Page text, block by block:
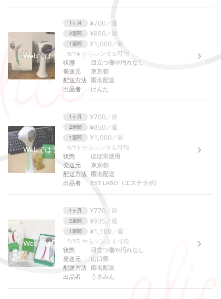
Webでは予約できません。アプリをご利用ください。
1ヶ月 ¥700／週
2週間 ¥850／週
1週間 ¥1,000／週
8/14 からレンタル可能
状態
発送元
配送方法
出品者
目立つ傷や汚れなし
東京都
匿名配送
けんた
Webでは予約できません。アプリをご利用ください。
1ヶ月 ¥700／週
2週間 ¥850／週
1週間 ¥1,000／週
8/13 からレンタル可能
状態
発送元
配送方法
出品者
ほぼ未使用
東京都
匿名配送
EST LABO（エステラボ）
Webでは予約できません。アプリをご利用ください。
1ヶ月 ¥770／週
2週間 ¥935／週
1週間 ¥1,100／週
9/15 からレンタル可能
状態
発送元
配送方法
出品者
目立つ傷や汚れなし
山口県
匿名配送
うさみん